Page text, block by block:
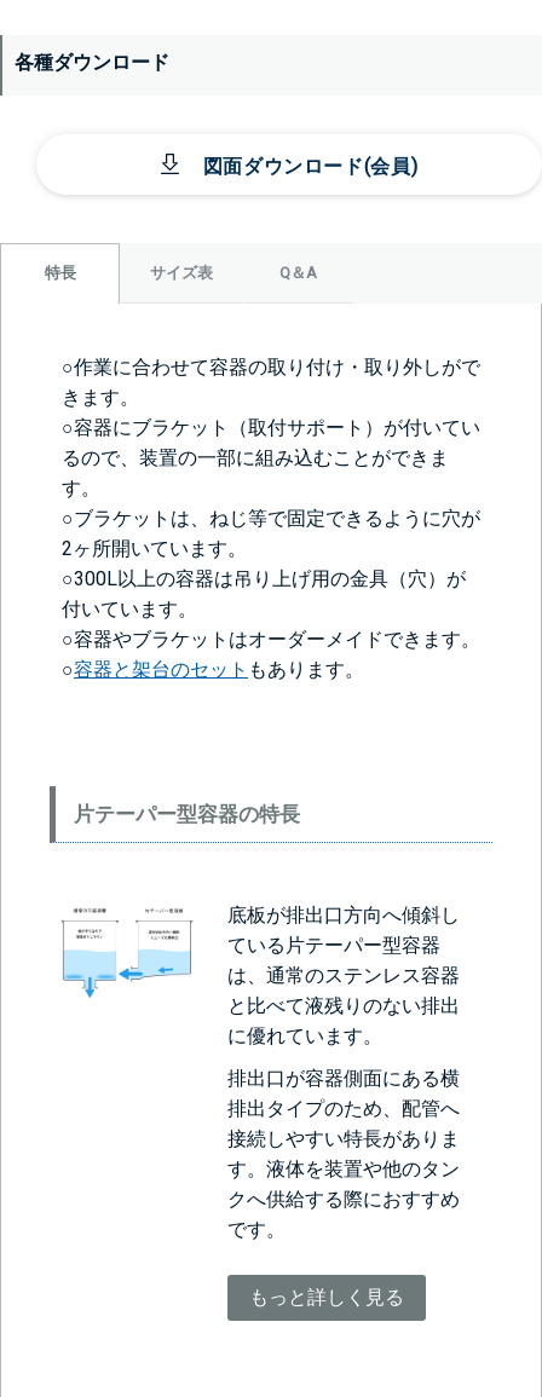
各種ダウンロード
図面ダウンロード(会員)
特長 サイズ表 Q＆A
○作業に合わせて容器の取り付け・取り外しがで
きます。
○容器にブラケット（取付サポート）が付いてい
るので、装置の一部に組み込むことができま
す。
○ブラケットは、ねじ等で固定できるように穴が
2ヶ所開いています。
○300L以上の容器は吊り上げ用の金具（穴）が
付いています。
○容器やブラケットはオーダーメイドできます。
○容器と架台のセット もあります。
片テーパー型容器の特長
底板が排出口方向へ傾斜し
ている片テーパー型容器
は、通常のステンレス容器
と比べて液残りのない排出
に優れています。
排出口が容器側面にある横
排出タイプのため、配管へ
接続しやすい特長がありま
す。液体を装置や他のタン
クへ供給する際におすすめ
です。
もっと詳しく見る